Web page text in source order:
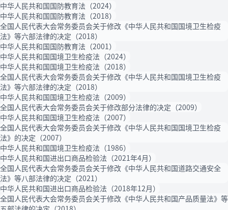
中华人民共和国国防教育法（2024）
中华人民共和国国防教育法（2018）
全国人民代表大会常务委员会关于修改《中华人民共和国国境卫生检疫
法》等六部法律的决定（2018）
中华人民共和国国防教育法（2001）
中华人民共和国国境卫生检疫法（2024）
中华人民共和国国境卫生检疫法（2018）
全国人民代表大会常务委员会关于修改《中华人民共和国国境卫生检疫
法》等六部法律的决定（2018）
中华人民共和国国境卫生检疫法（2009）
全国人民代表大会常务委员会关于修改部分法律的决定（2009）
中华人民共和国国境卫生检疫法（2007）
全国人民代表大会常务委员会关于修改《中华人民共和国国境卫生检疫
法》的决定（2007）
中华人民共和国国境卫生检疫法（1986）
中华人民共和国进出口商品检验法（2021年4月）
全国人民代表大会常务委员会关于修改《中华人民共和国道路交通安全
法》等八部法律的决定（2021）
中华人民共和国进出口商品检验法（2018年12月）
全国人民代表大会常务委员会关于修改《中华人民共和国产品质量法》等